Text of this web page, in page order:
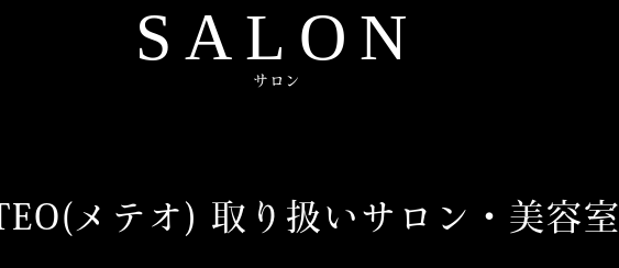
SALON
サロン
メテオ) 取り扱いサロン・美容室